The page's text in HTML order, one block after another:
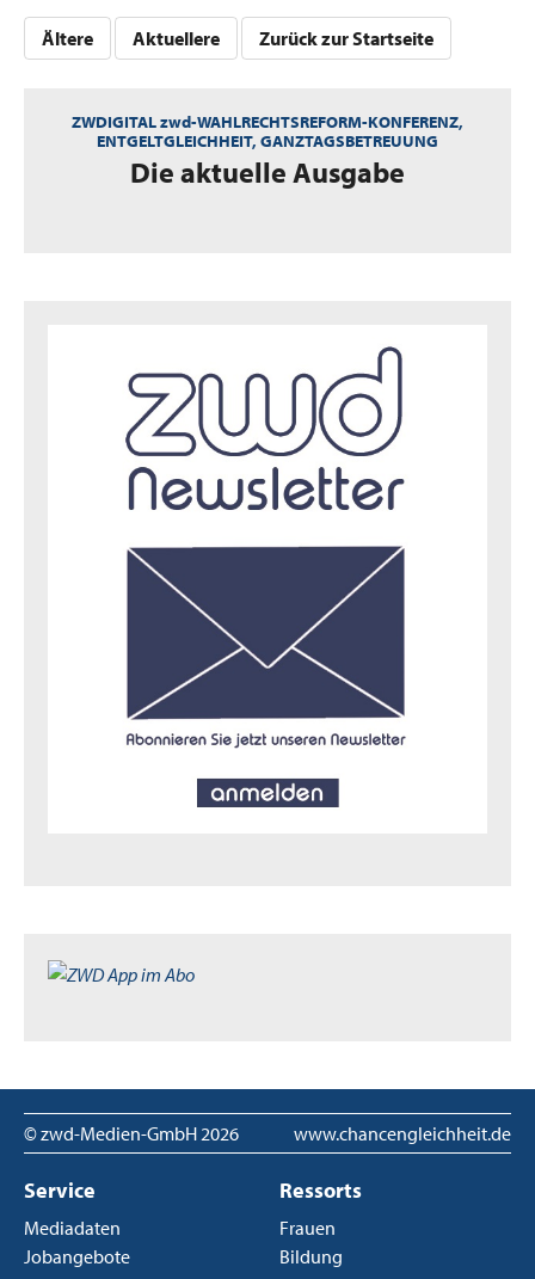
Ältere Aktuellere Zurück zur Startseite
ZWDIGITAL zwd-WAHLRECHTSREFORM-KONFERENZ,
ENTGELTGLEICHHEIT, GANZTAGSBETREUUNG
:Die aktuelle Ausgabe
© zwd-Medien-GmbH2026 www.chancengleichheit.de
Service
Mediadaten
Jobangebote
Ressorts
Frauen
Bildung